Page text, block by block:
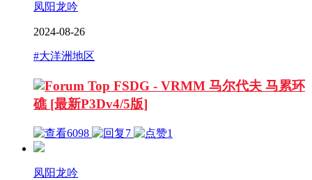
凤阳龙吟
2024-08-26
#大洋洲地区
FSDG - VRMM 马尔代夫 马累环
礁 [最新P3Dv4/5版]
6098 7 1
凤阳龙吟